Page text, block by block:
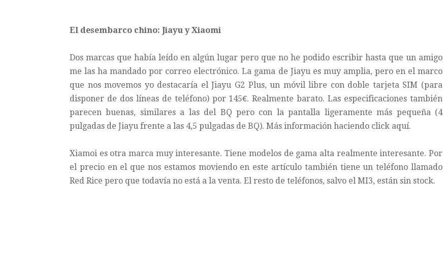
El desembarco chino: Jiayu y Xiaomi
Dos marcas que había leído en algún lugar pero que no he podido escribir hasta que un amigo
me las ha mandado por correo electrónico. La gama de Jiayu es muy amplia, pero en el marco
que nos movemos yo destacaría el Jiayu G2 Plus, un móvil libre con doble tarjeta SIM (para
disponer de dos líneas de teléfono) por 145€. Realmente barato. Las especificaciones también
parecen buenas, similares a las del BQ pero con la pantalla ligeramente más pequeña (4
pulgadas de Jiayu frente a las 4,5 pulgadas de BQ). Más información haciendo click aquí.
Xiamoi es otra marca muy interesante. Tiene modelos de gama alta realmente interesante. Por
el precio en el que nos estamos moviendo en este artículo también tiene un teléfono llamado
Red Rice pero que todavía no está a la venta. El resto de teléfonos, salvo el MI3, están sin stock.